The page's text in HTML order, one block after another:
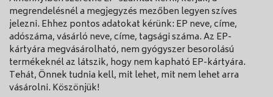
megrendelésnél a megjegyzés mezőben legyen szíves
jelezni. Ehhez pontos adatokat kérünk: EP neve, címe,
adószáma, vásárló neve, címe, tagsági száma. Az EP-
kártyára megvásárolható, nem gyógyszer besorolású
termékeknél az látszik, hogy nem kapható EP-kártyára.
Tehát, Önnek tudnia kell, mit lehet, mit nem lehet arra
vásárolni. Köszönjük!